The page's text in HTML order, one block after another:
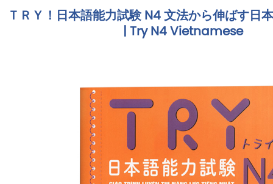
ＴＲＹ！日本語能力試験 N4 文法から伸ばす日
| Try N4 Vietnamese